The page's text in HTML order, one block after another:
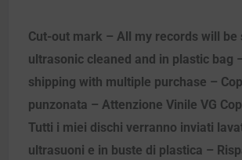
Cut-out mark – All my records will be
ultrasonic cleaned and in plastic bag
shipping with multiple purchase –
punzonata – Attenzione Vinile VG
Tutti i miei dischi verranno inviati
ultrasuoni e in buste di plastica –